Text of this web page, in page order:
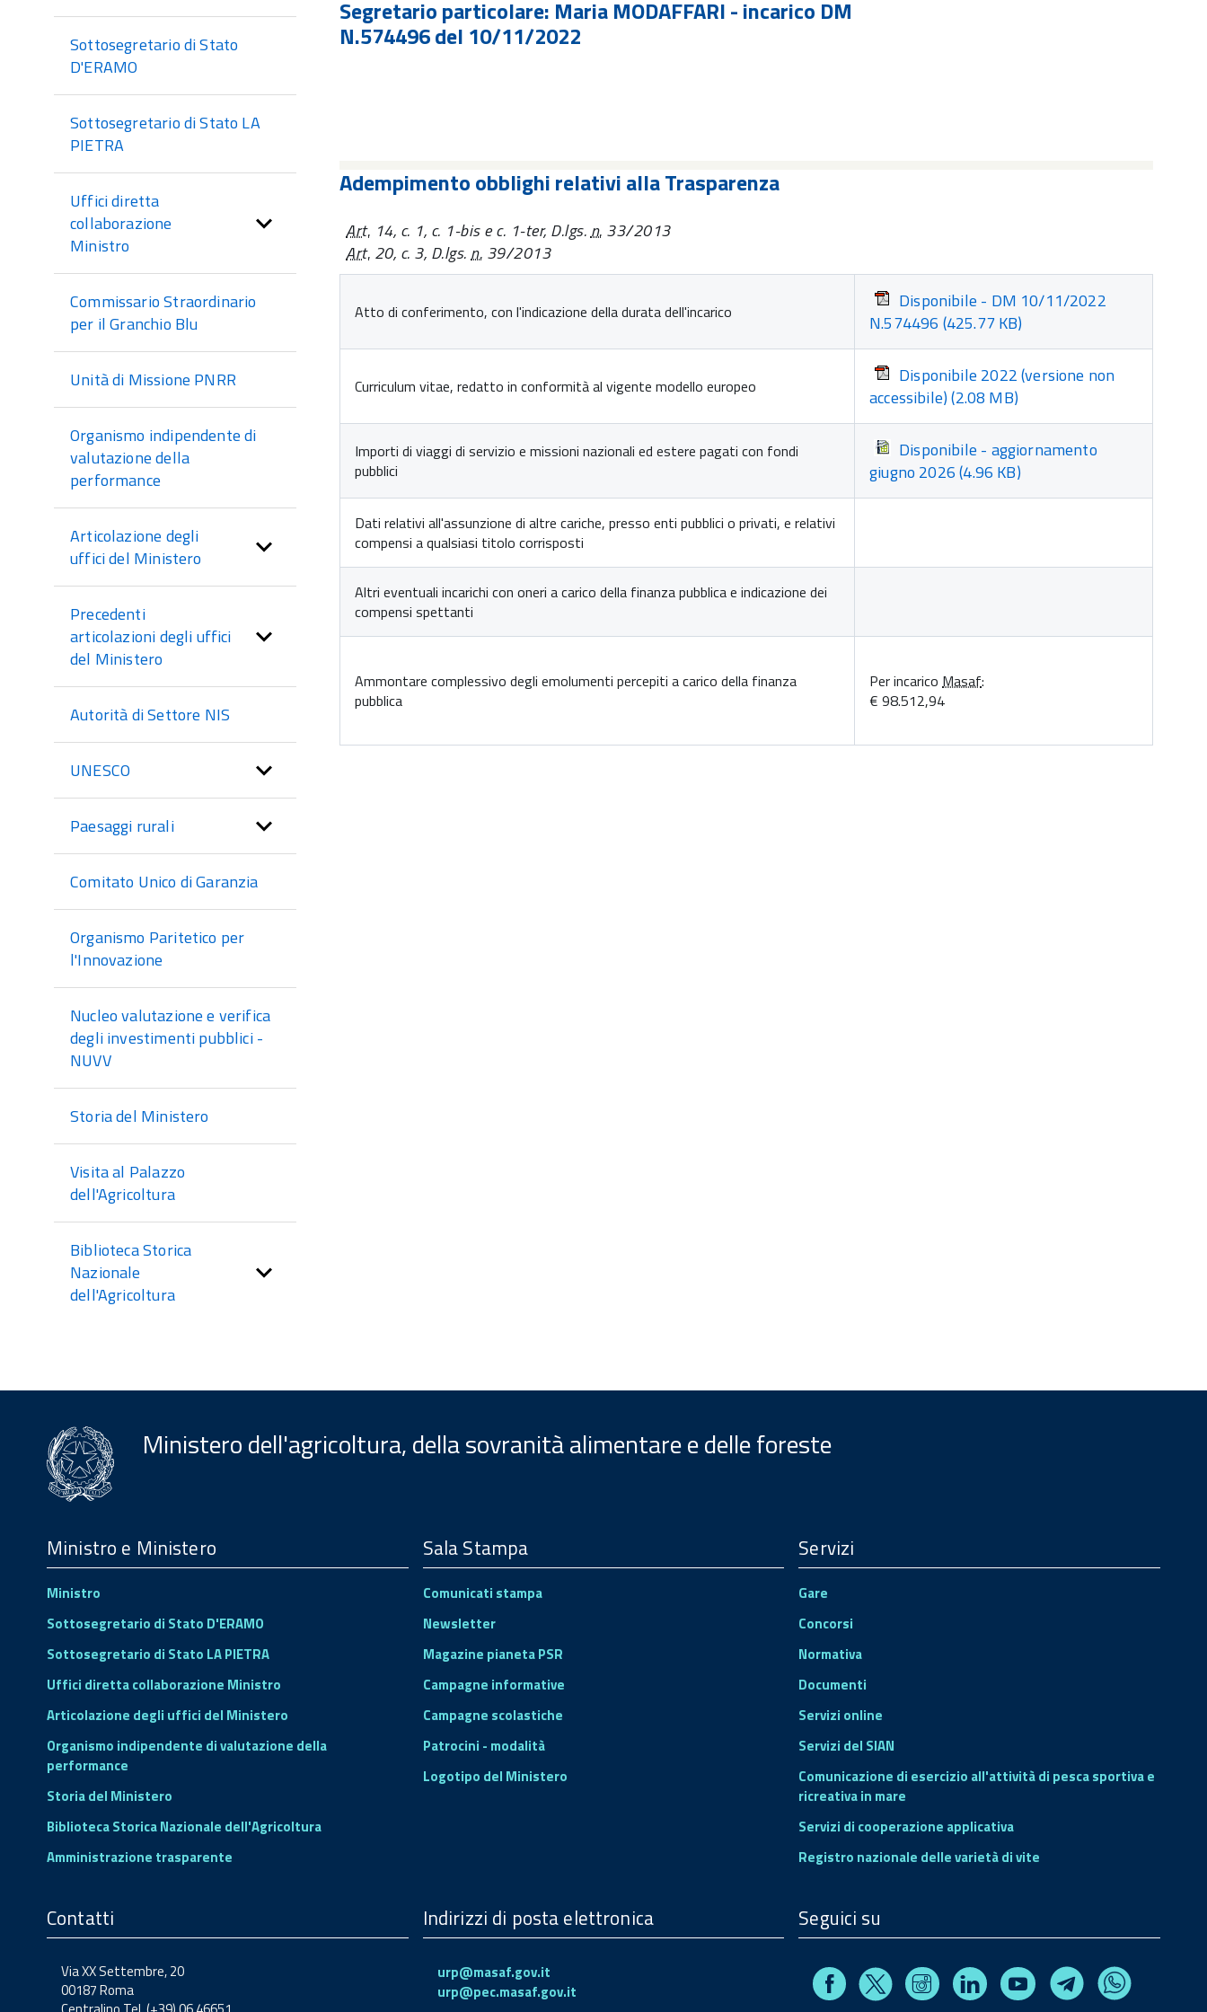
sezione
Sottosegretario di Stato
D'ERAMO
Sottosegretario di Stato LA
PIETRA
Uffici diretta
collaborazione
Ministro
Commissario Straordinario
per il Granchio Blu
Unità di Missione PNRR
Organismo indipendente di
valutazione della
performance
Articolazione degli
uffici del Ministero
Precedenti
articolazioni degli uffici
del Ministero
Autorità di Settore NIS
UNESCO
Paesaggi rurali
Comitato Unico di Garanzia
Organismo Paritetico per
l'Innovazione
Nucleo valutazione e verifica
degli investimenti pubblici -
NUVV
Storia del Ministero
Visita al Palazzo
dell'Agricoltura
Biblioteca Storica
Nazionale
dell'Agricoltura
Segretario particolare: Maria MODAFFARI - incarico DM
N.574496 del 10/11/2022
Adempimento obblighi relativi alla Trasparenza
Art. 14, c. 1, c. 1-bis e c. 1-ter, D.lgs.n. 33/2013
Art. 20, c. 3, D.lgs.n. 39/2013
Atto di conferimento, con l'indicazione della durata dell'incarico
Disponibile - DM 10/11/2022
N.574496 (425.77 KB)
Curriculum vitae, redatto in conformità al vigente modello europeo
Disponibile 2022 (versione non
accessibile)(2.08 MB)
Importi di viaggi di servizio e missioni nazionali ed estere pagati con fondi
pubblici
Disponibile - aggiornamento
giugno 2026(4.96 KB)
Dati relativi all'assunzione di altre cariche, presso enti pubblici o privati, e relativi
compensi a qualsiasi titolo corrisposti
Altri eventuali incarichi con oneri a carico della finanza pubblica e indicazione dei
compensi spettanti
Ammontare complessivo degli emolumenti percepiti a carico della finanza
pubblica
Per incarico Masaf:
€ 98.512,94
Ministero dell'agricoltura, della sovranità alimentare e delle foreste
Footer
Ministro e Ministero
Ministro
Sottosegretario di Stato D'ERAMO
Sottosegretario di Stato LA PIETRA
Uffici diretta collaborazione Ministro
Articolazione degli uffici del Ministero
Organismo indipendente di valutazione della
performance
Storia del Ministero
Biblioteca Storica Nazionale dell'Agricoltura
Amministrazione trasparente
Sala Stampa
Comunicati stampa
Newsletter
Magazine pianeta PSR
Campagne informative
Campagne scolastiche
Patrocini - modalità
Logotipo del Ministero
Servizi
Gare
Concorsi
Normativa
Documenti
Servizi online
Servizi del SIAN
Comunicazione di esercizio all'attività di pesca sportiva e
ricreativa in mare
Servizi di cooperazione applicativa
Registro nazionale delle varietà di vite
Contatti
Via XX Settembre, 20
00187 Roma
Indirizzi di posta elettronica
urp@masaf.gov.it
urp@pec.masaf.gov.it
Seguici su
Facebook
X InstagramLinkedinYoutube TelegramWhatsapp